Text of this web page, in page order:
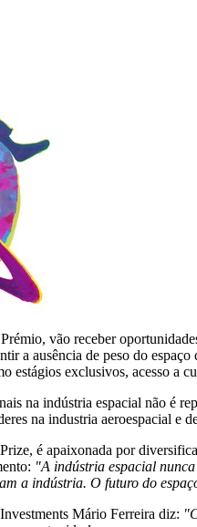
vão receber
a ausência de peso do
estágios exclusivos, acesso a
na indústria espacial não é
na industria aeroespacial e
é apaixonada por
"A indústria espacial
a indústria. O futuro do
Mário Ferreira diz: